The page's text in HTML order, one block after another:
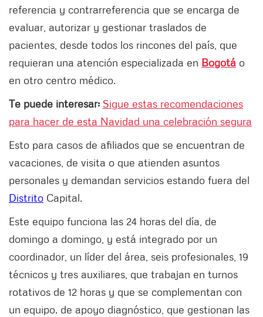
referencia y contrarreferencia que se encarga de
evaluar, autorizar y gestionar traslados de
pacientes, desde todos los rincones del país, que
requieran una atención especializada en Bogotá o
en otro centro médico.
Te puede interesar: Sigue estas recomendaciones
para hacer de esta Navidad una celebración segura
Esto para casos de afiliados que se encuentran de
vacaciones, de visita o que atienden asuntos
personales y demandan servicios estando fuera del
Distrito Capital.
Este equipo funciona las 24 horas del día, de
domingo a domingo, y está integrado por un
coordinador, un líder del área, seis profesionales, 19
técnicos y tres auxiliares, que trabajan en turnos
rotativos de 12 horas y que se complementan con
un equipo. de apoyo diagnóstico, que gestionan las